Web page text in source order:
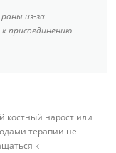
из-за
присоединению
костный нарост или
терапии не
к